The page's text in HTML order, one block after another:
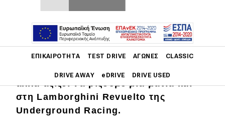
ΕΠΙΚΑΙΡΌΤΗΤΑ TEST DRIVE ΑΓΏΝΕΣ CLASSIC
DRIVE AWAY eDRIVE DRIVE USED
Main navigation
Επικαιρότητα
Μπορεί η McLaren W1 να γεμίζει τα
αλλά αξίζει να ρίξουμε μια ματιά και
στη Lamborghini Revuelto της
Underground Racing.